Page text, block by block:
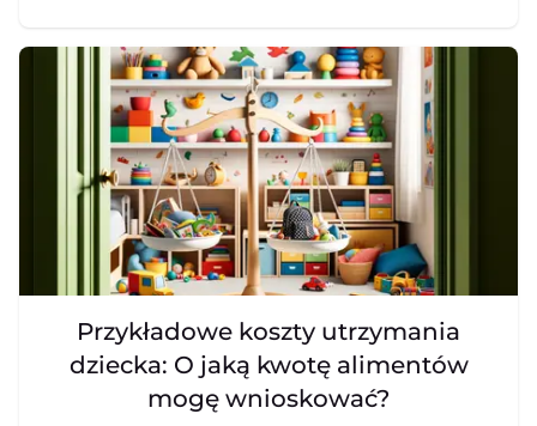
Przykładowe koszty utrzymania
dziecka: O jaką kwotę alimentów
mogę wnioskować?